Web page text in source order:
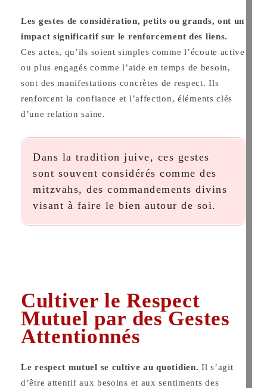
Les gestes de considération, petits ou grands, ont un
impact significatif sur le renforcement des liens.
Ces actes, qu’ils soient simples comme l’écoute active
ou plus engagés comme l’aide en temps de besoin,
sont des manifestations concrètes de respect. Ils
renforcent la confiance et l’affection, éléments clés
d’une relation saine.
Dans la tradition juive, ces gestes
sont souvent considérés comme des
mitzvahs, des commandements divins
visant à faire le bien autour de soi.
Cultiver le Respect
Mutuel par des Gestes
Attentionnés
Le respect mutuel se cultive au quotidien. Il s’agit
d’être attentif aux besoins et aux sentiments des